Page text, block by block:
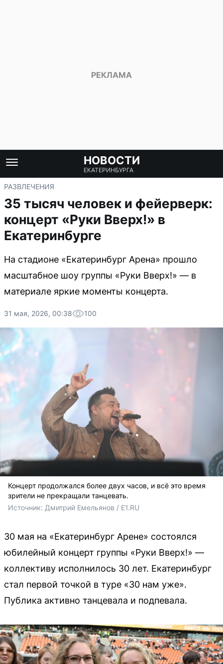
НОВОСТИ
ЕКАТЕРИНБУРГА
РАЗВЛЕЧЕНИЯ
35 тысяч человек и фейерверк:
концерт «Руки Вверх!» в
Екатеринбурге
На стадионе «Екатеринбург Арена» прошло
масштабное шоу группы «Руки Вверх!» — в
материале яркие моменты концерта.
31 мая, 2026, 00:38 100
Концерт продолжался более двух часов, и всё это время
зрители не прекращали танцевать.
Источник: Дмитрий Емельянов / E1.RU
30 мая на «Екатеринбург Арене» состоялся
юбилейный концерт группы «Руки Вверх!» —
коллективу исполнилось 30 лет. Екатеринбург
стал первой точкой в туре «30 нам уже».
Публика активно танцевала и подпевала.